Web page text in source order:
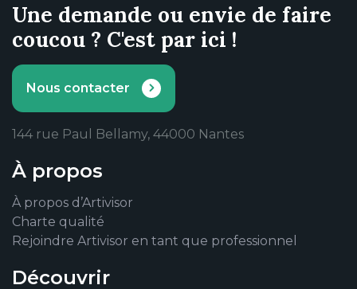
Une demande ou envie de faire
coucou ? C'est par ici !
Nous contacter
144 rue Paul Bellamy, 44000 Nantes
À propos
À propos d’Artivisor
Charte qualité
Rejoindre Artivisor en tant que professionnel
Découvrir